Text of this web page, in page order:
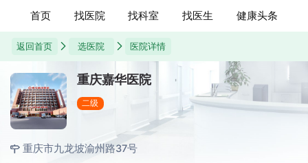
首页 找医院 找科室 找医生 健康头条
返回首页 选医院 医院详情
重庆嘉华医院
二级
重庆市九龙坡渝州路37号